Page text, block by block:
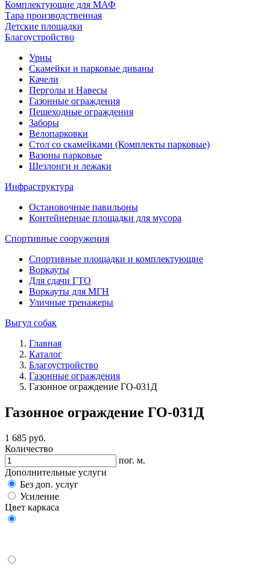
Комплектующие для МАФ
Тара производственная
Детские площадки
Благоустройство
Урны
Скамейки и парковые диваны
Качели
Перголы и Навесы
Газонные ограждения
Пешеходные ограждения
Заборы
Велопарковки
Стол со скамейками (Комплекты парковые)
Вазоны парковые
Шезлонги и лежаки
Инфраструктура
Остановочные павильоны
Контейнерные площадки для мусора
Спортивные сооружения
Спортивные площадки и комплектующие
Воркауты
Для сдачи ГТО
Воркауты для МГН
Уличные тренажеры
Выгул собак
Главная
Каталог
Благоустройство
Газонные ограждения
Газонное ограждение ГО-031Д
Газонное ограждение ГО-031Д
1 685 руб.
Количество
пог. м.
Дополнительные услуги
Без доп. услуг
Усиление
Цвет каркаса